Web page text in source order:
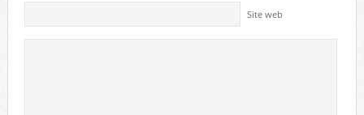
Site web